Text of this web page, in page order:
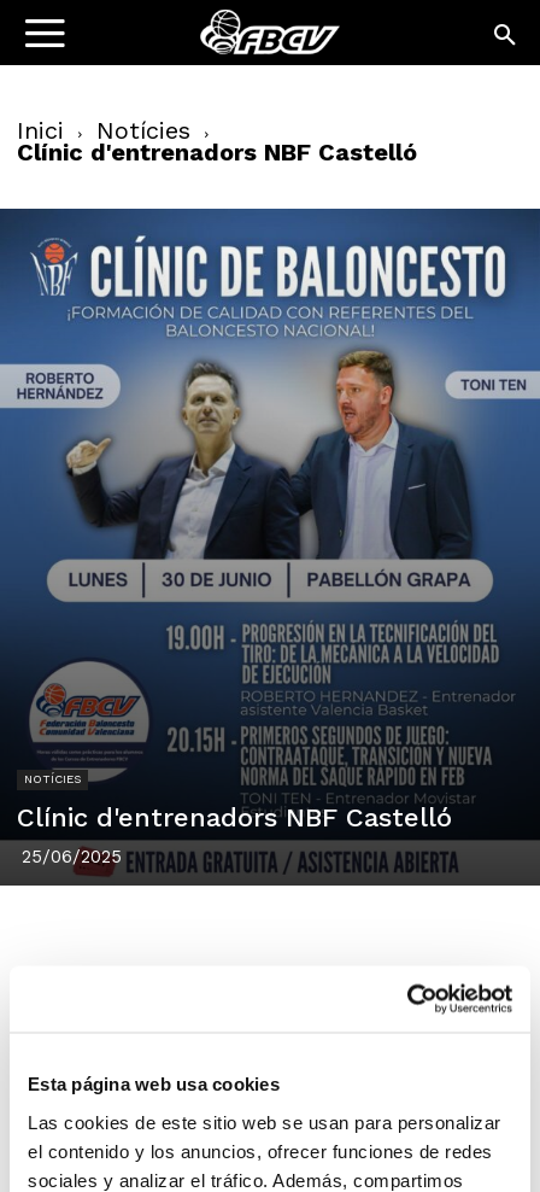
Esta página web usa cookies
Las cookies de este sitio web se usan para personalizar
el contenido y los anuncios, ofrecer funciones de redes
sociales y analizar el tráfico. Además, compartimos
Inici Notícies
Clínic d'entrenadors NBF Castelló
NOTÍCIES
Clínic d'entrenadors NBF Castelló
25/06/2025
NBF Castelló
entrenadors tant de formació com de
categoria sènior amb dos ponents de
primer nivell. Serà en el pavelló Fernando